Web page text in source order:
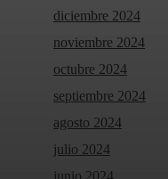
diciembre 2024
noviembre 2024
octubre 2024
septiembre 2024
agosto 2024
julio 2024